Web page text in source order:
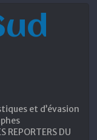
et d’évasion
DU